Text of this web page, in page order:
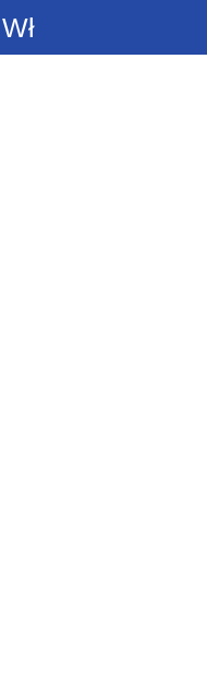
Włącz
powiadomienia